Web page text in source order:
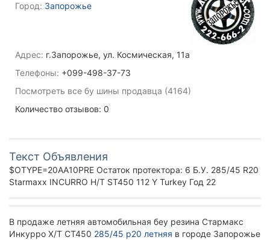
Город: Запорожье
Адрес: г.Запорожье, ул. Космическая, 11а
Телефоны: +099-498-37-73
Посмотреть все бу шины продавца (4164)
Количество отзывов: 0
Текст Объявления
$OTYPE=20AA10PRE Остаток протектора: 6 Б.У. 285/45 R20
Starmaxx INCURRO H/T ST450 112 Y Turkey Год 22
В продаже летняя автомобильная беу резина Стармакс
Инкурро Х/Т СТ450 285/45 р20 летняя в городе Запорожье